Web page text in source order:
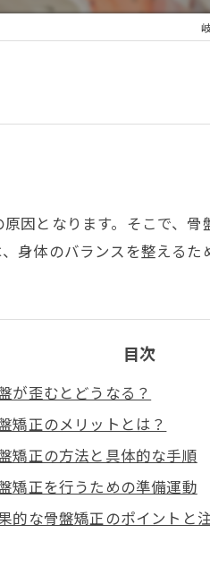
因となります。そこで、
身体のバランスを整えるた
目次
が歪むとどうなる？
矯正のメリットとは？
矯正の方法と具体的な手順
矯正を行うための準備運動
的な骨盤矯正のポイントと